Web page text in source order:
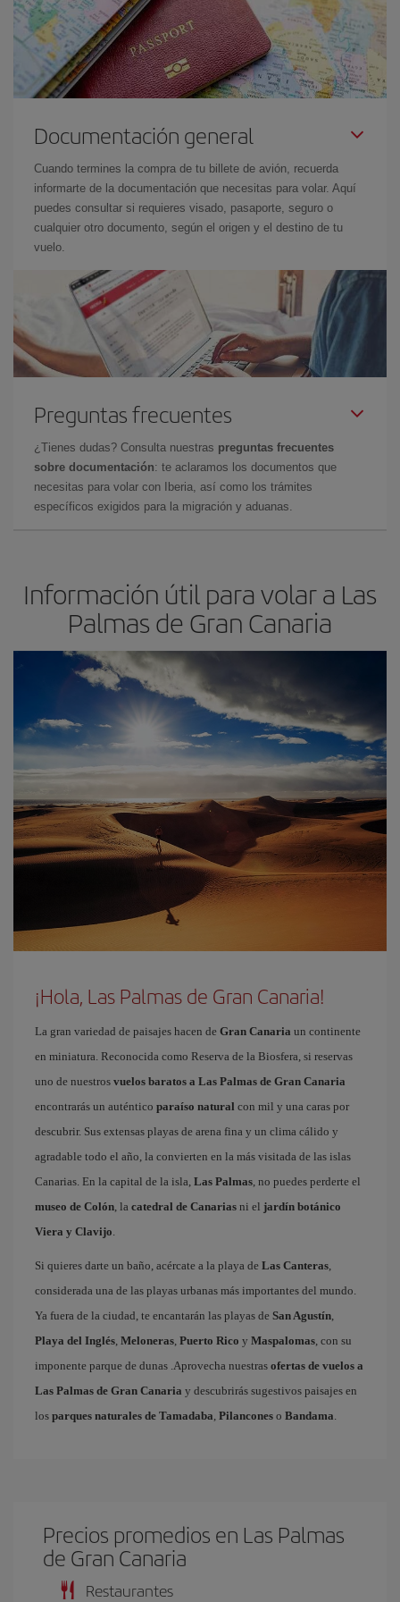
Documentación general
Cuando termines la compra de tu billete de avión, recuerda
informarte de la documentación que necesitas para volar. Aquí
puedes consultar si requieres visado, pasaporte, seguro o
cualquier otro documento, según el origen y el destino de tu
vuelo.
Preguntas frecuentes
¿Tienes dudas? Consulta nuestras preguntas frecuentes
sobre documentación: te aclaramos los documentos que
necesitas para volar con Iberia, así como los trámites
específicos exigidos para la migración y aduanas.
Información útil para volar a Las
Palmas de Gran Canaria
¡Hola, Las Palmas de Gran Canaria!
La gran variedad de paisajes hacen de Gran Canaria un continente
en miniatura. Reconocida como Reserva de la Biosfera, si reservas
uno de nuestros vuelos baratos a Las Palmas de Gran Canaria
encontrarás un auténtico paraíso natural con mil y una caras por
descubrir. Sus extensas playas de arena fina y un clima cálido y
agradable todo el año, la convierten en la más visitada de las islas
Canarias. En la capital de la isla, Las Palmas, no puedes perderte el
museo de Colón, la catedral de Canarias ni el jardín botánico
Viera y Clavijo.
Si quieres darte un baño, acércate a la playa de Las Canteras,
considerada una de las playas urbanas más importantes del mundo.
Ya fuera de la ciudad, te encantarán las playas de San Agustín,
Playa del Inglés, Meloneras, Puerto Rico y Maspalomas, con su
imponente parque de dunas .Aprovecha nuestras ofertas de vuelos a
Las Palmas de Gran Canaria y descubrirás sugestivos paisajes en
los parques naturales de Tamadaba, Pilancones o Bandama.
Precios promedios en Las Palmas
de Gran Canaria
Restaurantes